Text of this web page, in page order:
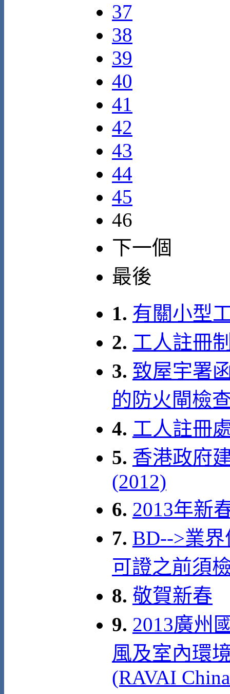
37
38
39
40
41
42
43
44
45
46
下一個
最後
1. 有關小型
2. 工人註冊
3. 致屋宇署
的防火閘檢
4. 工人註冊
5. 香港政府
(2012)
6. 2013年新
7. BD-->業
可證之前須
8. 敬賀新春
9. 2013廣州
風及室內環
(RAVAI